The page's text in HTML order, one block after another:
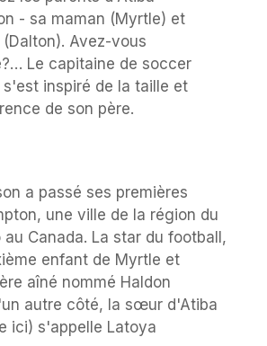
- sa maman (Myrtle) et
Avez-vous
Le capitaine de soccer
s'est inspiré de la taille et
de son père.
a passé ses premières
une ville de la région du
au Canada. La star du football,
enfant de Myrtle et
aîné nommé Haldon
autre côté, la sœur d'Atiba
ici) s'appelle Latoya